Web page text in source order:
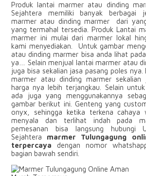
Produk lantai marmer atau dinding
Sejahtera memiliki banyak berbagai
marmer atau dinding marmer dari
yang termahal tersedia. Produk Lantai
marmer ini mulai dari marmer lokal
kami menyediakan. Untuk gambar
atau dinding marmer bisa anda lihat
ya… Selain menjual lantai marmer atau
juga bisa sekalian jasa pasang poles nya.
marmer atau dinding marmer sekalian
harga nya lebih terjangkau. Selain
ada juga yang menggunakannya
gambar berikut ini. Genteng yang
onyx, sehingga ketika terkena cahaya
menyala dan terlihat indah pada
pemesanan bisa langsung hubungi
Sejahtera marmer Tulungagung
terpercaya dengan nomor
bagian bawah sendiri.